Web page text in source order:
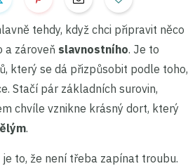
tehdy, když chci připravit něco
a zároveň slavnostního. Je to
který se dá přizpůsobit podle toho,
Stačí pár základních surovin,
chvíle vznikne krásný dort, který
.
to, že není třeba zapínat troubu.